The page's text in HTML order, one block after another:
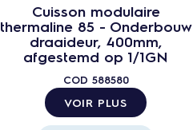
Cuisson modulaire
thermaline 85 - Onderbouw
draaideur, 400mm,
afgestemd op 1/1GN
COD 588580
VOIR PLUS